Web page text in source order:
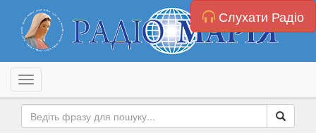
Слухати Радіо
Toggle navigation